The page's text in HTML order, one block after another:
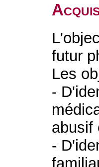
futur
Les
-
abusif
-